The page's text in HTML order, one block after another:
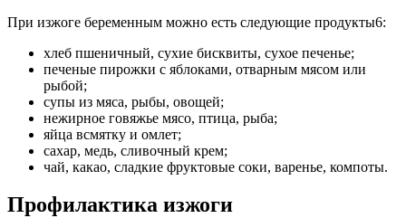
При изжоге беременным можно есть следующие продукты6:
хлеб пшеничный, сухие бисквиты, сухое печенье;
печеные пирожки с яблоками, отварным мясом или
рыбой;
супы из мяса, рыбы, овощей;
нежирное говяжье мясо, птица, рыба;
яйца всмятку и омлет;
сахар, медь, сливочный крем;
чай, какао, сладкие фруктовые соки, варенье, компоты.
Профилактика изжоги